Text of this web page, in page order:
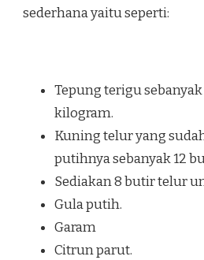
sederhana yaitu seperti:
Tepung terigu
kilogram.
Kuning telur yang
putihnya sebanyak 12
Sediakan 8 butir telur
Gula putih.
Garam
Citrun parut.